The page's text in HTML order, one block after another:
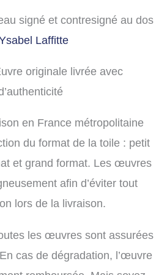
signé et contresigné au dos
Laffitte
originale livrée avec
en France métropolitaine
du format de la toile : petit
et grand format. Les œuvres
afin d’éviter tout
lors de la livraison.
les œuvres sont assurées
cas de dégradation, l’œuvre